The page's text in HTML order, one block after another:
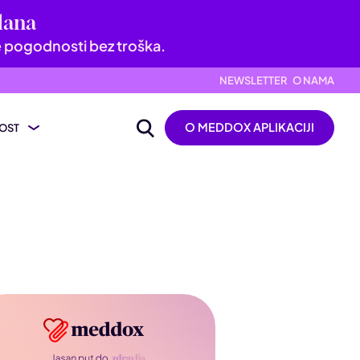
pogodnosti bez troška.
NEWSLETTER O NAMA
O MEDDOX APLIKACIJI